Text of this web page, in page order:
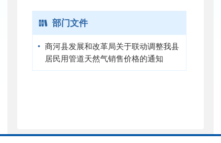
部门文件
商河县发展和改革局关于联动调整我县
居民用管道天然气销售价格的通知